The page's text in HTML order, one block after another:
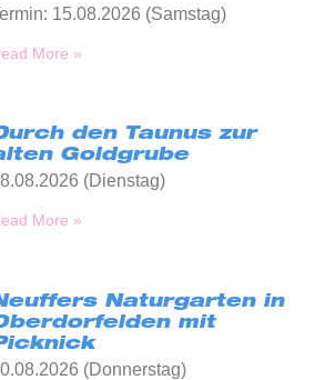
15.08.2026 (Samstag)
More »
den Taunus zur
Goldgrube
(Dienstag)
More »
Naturgarten in
mit
(Donnerstag)